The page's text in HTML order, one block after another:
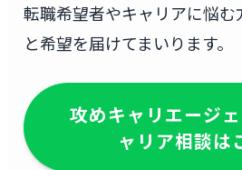
転職希望者やキャリアに悩
と希望を届けてまいります。
攻めキャリエージ
ャリア相談は